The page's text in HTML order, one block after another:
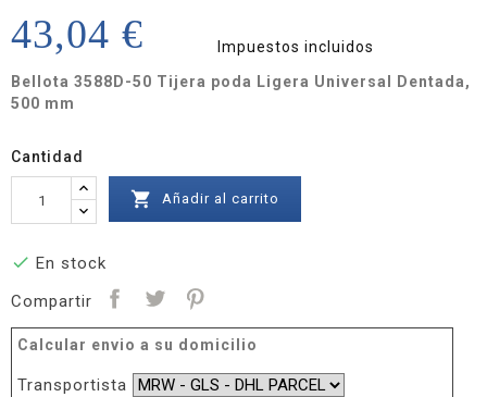
43,04 €
Impuestos incluidos
Bellota 3588D-50 Tijera poda Ligera Universal Dentada,
500 mm
Cantidad
 Añadir al carrito
 En stock
Compartir
Calcular envio a su domicilio
Transportista